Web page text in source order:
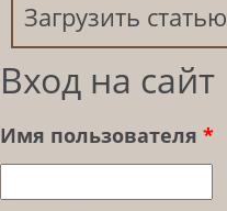
Загрузить статью
Вход на сайт
Имя пользователя *